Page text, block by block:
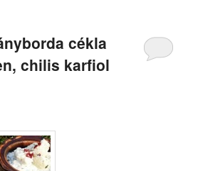
cékla
chilis karfiol